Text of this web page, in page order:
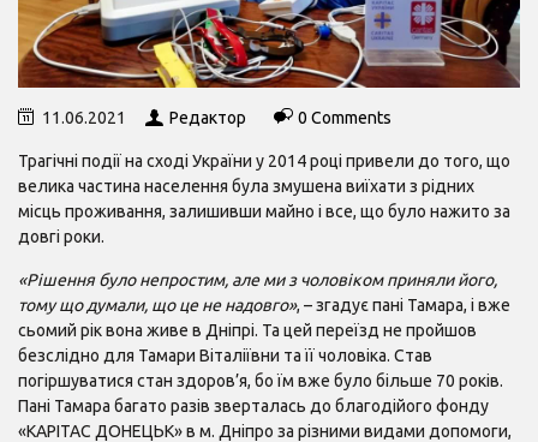
11.06.2021 Редактор 0 Comments
Трагічні події на сході України у 2014 році привели до того, що
велика частина населення була змушена виїхати з рідних
місць проживання, залишивши майно і все, що було нажито за
довгі роки.
«Рішення було непростим, але ми з чоловіком приняли його,
тому що думали, що це не надовго», – згадує пані Тамара, і вже
сьомий рік вона живе в Дніпрі. Та цей переїзд не пройшов
безслідно для Тамари Віталіївни та її чоловіка. Став
погіршуватися стан здоров’я, бо їм вже було більше 70 років.
Пані Тамара багато разів зверталась до благодійого фонду
«КАРІТАС ДОНЕЦЬК» в м. Дніпро за різними видами допомоги,